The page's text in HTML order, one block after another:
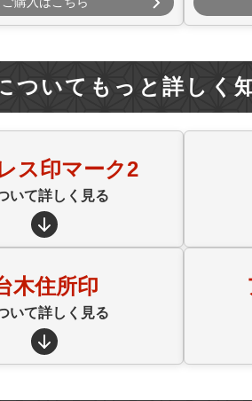
ついてもっと詳しく
ス印マーク2
いて詳しく見る
木住所印
いて詳しく見る